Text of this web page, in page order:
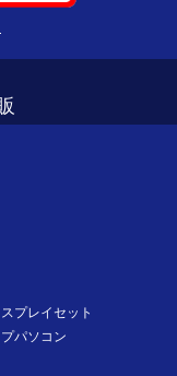
プレイセット
パソコン